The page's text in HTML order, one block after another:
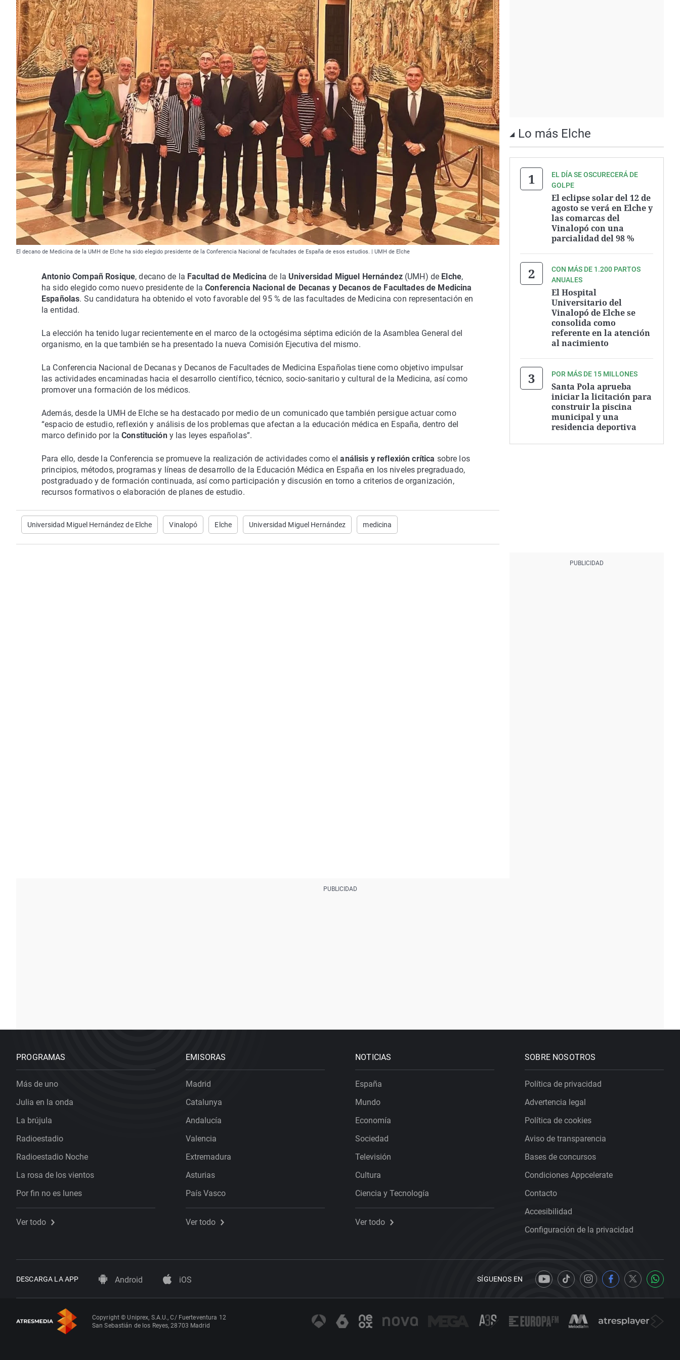
El decano de Medicina de la UMH de Elche ha sido elegido presidente de la Conferencia Nacional de facultades de España de esos estudios. | UMH de Elche
Antonio Compañ Rosique, decano de la Facultad de Medicina de la Universidad Miguel Hernández(UMH) de Elche,
ha sido elegido como nuevo presidente de laConferencia Nacional de Decanas y Decanos de Facultades de Medicina
Españolas. Su candidatura ha obtenido el voto favorable del 95 % de las facultades de Medicina con representación en
la entidad.
La elección ha tenido lugar recientemente en el marco de la octogésima séptima edición de la Asamblea General del
organismo, en la que también se ha presentado la nueva Comisión Ejecutiva del mismo.
La Conferencia Nacional de Decanas y Decanos de Facultades de Medicina Españolas tiene como objetivo impulsar
las actividades encaminadas hacia el desarrollo científico, técnico, socio-sanitario y cultural de la Medicina, así como
promover una formación de los médicos.
Además, desde la UMH de Elche se ha destacado por medio de un comunicado que también persigue actuar como
“espacio de estudio, reflexión y análisis de los problemas que afectan a la educación médica en España, dentro del
marco definido por laConstitucióny las leyes españolas”.
Para ello, desde la Conferencia se promueve la realización de actividades como el análisis y reflexión crítica sobre los
principios, métodos, programas y líneas de desarrollo de la Educación Médica en España en los niveles pregraduado,
postgraduado y de formación continuada, así como participación y discusión en torno a criterios de organización,
recursos formativos o elaboración de planes de estudio.
Universidad Miguel Hernández de Elche Vinalopó Elche Universidad Miguel Hernández medicina
Lo más Elche
EL DÍA SE OSCURECERÁ DE
GOLPE
El eclipse solar del 12 de
agosto se verá en Elche y
las comarcas del
Vinalopó con una
parcialidad del 98 %
CON MÁS DE 1.200 PARTOS
ANUALES
El Hospital
Universitario del
Vinalopó de Elche se
consolida como
referente en la atención
al nacimiento
POR MÁS DE 15 MILLONES
Santa Pola aprueba
iniciar la licitación para
construir la piscina
municipal y una
residencia deportiva
PROGRAMAS
Más de uno
Julia en la onda
La brújula
Radioestadio
Radioestadio Noche
La rosa de los vientos
Por fin no es lunes
Ver todo
EMISORAS
Madrid
Catalunya
Andalucía
Valencia
Extremadura
Asturias
País Vasco
Ver todo
NOTICIAS
España
Mundo
Economía
Sociedad
Televisión
Cultura
Ciencia y Tecnología
Ver todo
SOBRE NOSOTROS
Política de privacidad
Advertencia legal
Política de cookies
Aviso de transparencia
Bases de concursos
Condiciones Appcelerate
Contacto
Accesibilidad
Configuración de la privacidad
DESCARGA LA APP Android iOS SÍGUENOS EN
Copyright © Uniprex, S.A.U., C/ Fuerteventura 12
San Sebastián de los Reyes, 28703 Madrid